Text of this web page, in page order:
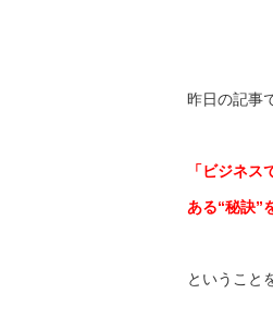
昨日の記事
「ビジネス
ある“秘訣”
ということ